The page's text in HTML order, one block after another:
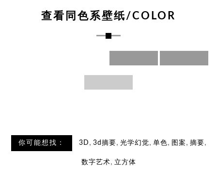
查看同色系壁纸/COLOR
你可能想找： 3D , 3d摘要, 光学幻觉, 单色, 图案 , 摘要,
数字艺术, 立方体